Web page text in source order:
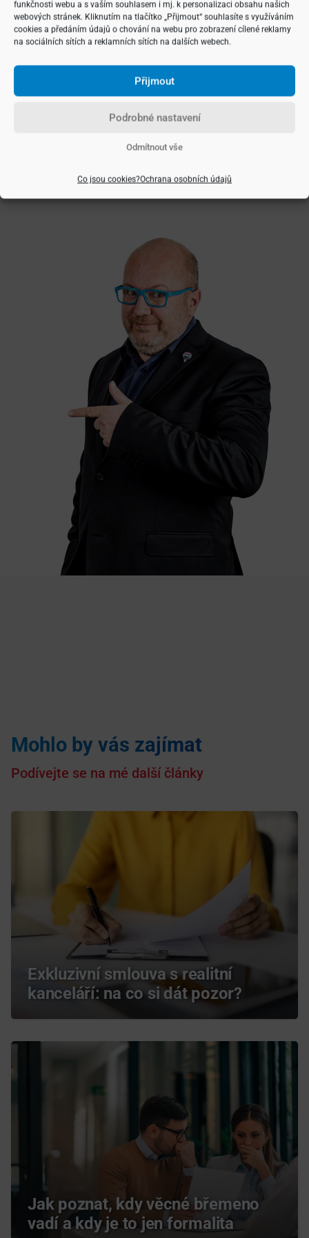
funkčnosti webu a s vaším souhlasem i mj. k personalizaci obsahu našich
webových stránek. Kliknutím na tlačítko „Přijmout“ souhlasíte s využíváním
cookies a předáním údajů o chování na webu pro zobrazení cílené reklamy
na sociálních sítích a reklamních sítích na dalších webech.
Přijmout
Odmítnout vše
Podrobné nastavení
Co jsou cookies?Ochrana osobních údajů
v hledání.
Mohlo by vás zajímat
Podívejte se na mé další články
Exkluzivní smlouva s realitní
kanceláří: na co si dát pozor?
Jak poznat, kdy věcné břemeno
vadí a kdy je to jen formalita